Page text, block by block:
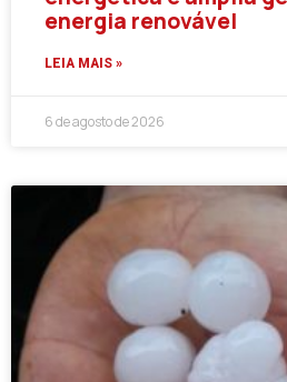
energia renovável
LEIA MAIS »
6 de agosto de 2026